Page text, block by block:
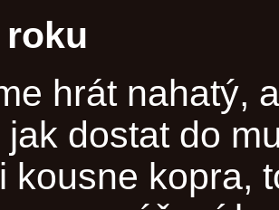
roku
hrát nahatý,
jak dostat do
kousne kopra,